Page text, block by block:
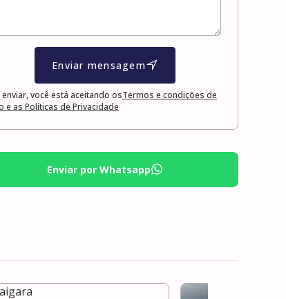
Enviar mensagem
enviar, você está aceitando osTermos e condições de
e as Políticas de Privacidade
Enviar por Whatsapp